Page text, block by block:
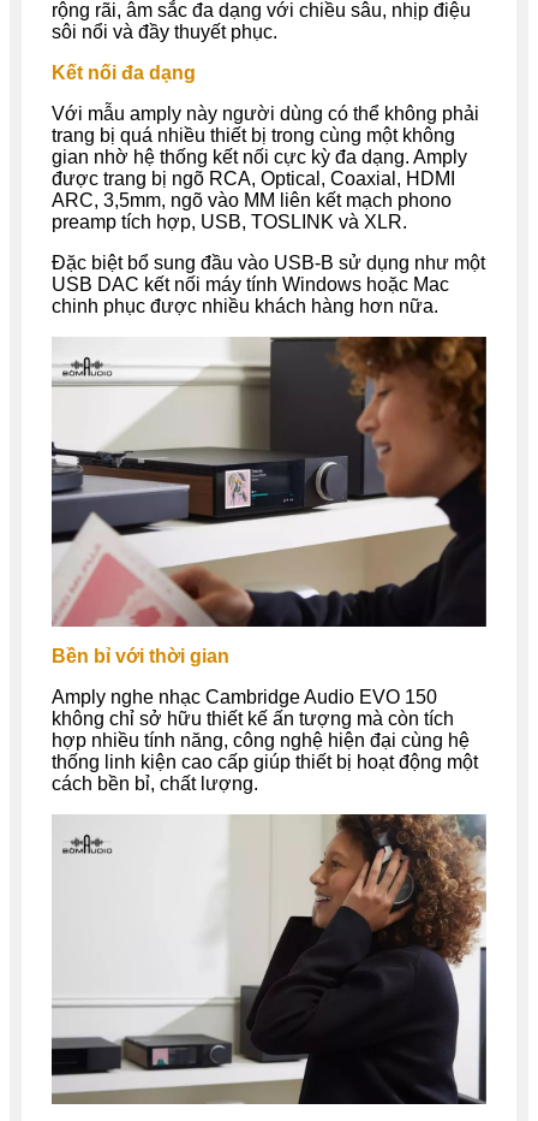
rộng rãi, âm sắc đa dạng với chiều sâu, nhịp điệu
sôi nổi và đầy thuyết phục.
Kết nối đa dạng
Với mẫu amply này người dùng có thể không phải
trang bị quá nhiều thiết bị trong cùng một không
gian nhờ hệ thống kết nối cực kỳ đa dạng. Amply
được trang bị ngõ RCA, Optical, Coaxial, HDMI
ARC, 3,5mm, ngõ vào MM liên kết mạch phono
preamp tích hợp, USB, TOSLINK và XLR.
Đặc biệt bổ sung đầu vào USB-B sử dụng như một
USB DAC kết nối máy tính Windows hoặc Mac
chinh phục được nhiều khách hàng hơn nữa.
Bền bỉ với thời gian
Amply nghe nhạc Cambridge Audio EVO 150
không chỉ sở hữu thiết kế ấn tượng mà còn tích
hợp nhiều tính năng, công nghệ hiện đại cùng hệ
thống linh kiện cao cấp giúp thiết bị hoạt động một
cách bền bỉ, chất lượng.